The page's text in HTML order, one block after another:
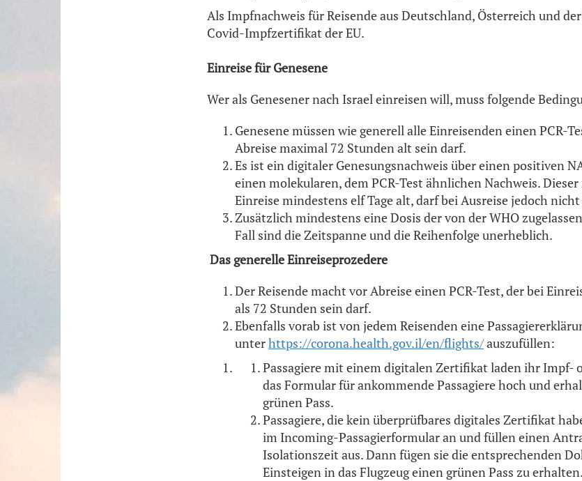
Als Impfnachweis für Reisende aus Deutschland, Österreich und
Covid-Impfzertifikat der EU.
Einreise für Genesene
Wer als Genesener nach Israel einreisen will, muss folgende
Genesene müssen wie generell alle Einreisenden einen PCR-
Abreise maximal 72 Stunden alt sein darf.
Es ist ein digitaler Genesungsnachweis über einen positiven
einen molekularen, dem PCR-Test ähnlichen Nachweis.
Einreise mindestens elf Tage alt, darf bei Ausreise jedoch
Zusätzlich mindestens eine Dosis der von der WHO
Fall sind die Zeitspanne und die Reihenfolge unerheblich.
Das generelle Einreiseprozedere
Der Reisende macht vor Abreise einen PCR-Test, der bei
als 72 Stunden sein darf.
Ebenfalls vorab ist von jedem Reisenden eine
unterhttps://corona.health.gov.il/en/flights/auszufüllen:
Passagiere mit einem digitalen Zertifikat laden ihr Impf-
das Formular für ankommende Passagiere hoch und
grünen Pass.
Passagiere, die kein überprüfbares digitales Zertifikat
im Incoming-Passagierformular an und füllen einen
Isolationszeit aus. Dann fügen sie die entsprechenden
Einsteigen in das Flugzeug einen grünen Pass zu erhalten.